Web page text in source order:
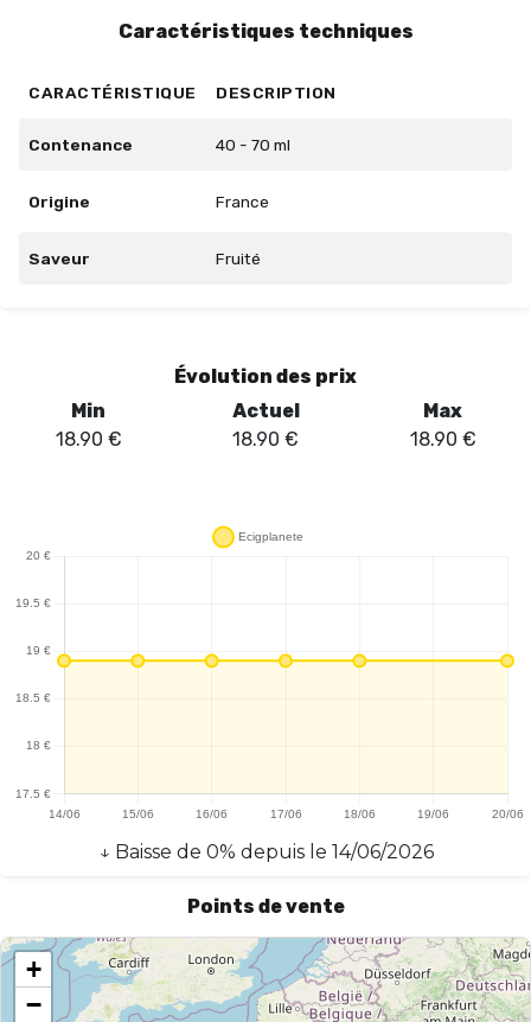
Caractéristiques techniques
CARACTÉRISTIQUE DESCRIPTION
Contenance 40 - 70 ml
Origine France
Saveur Fruité
Évolution des prix
Min
18.90 €
Actuel
18.90 €
Max
18.90 €
↓ Baisse de 0% depuis le 14/06/2026
Points de vente
+
−